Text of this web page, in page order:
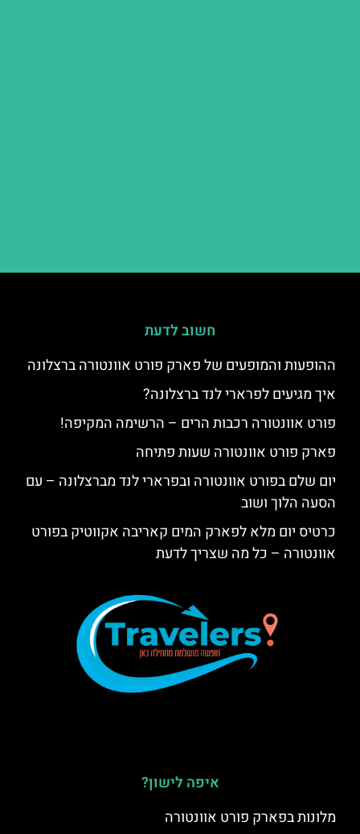
חשוב לדעת
ההופעות והמופעים של פארק פורט אוונטורה ברצלונה
איך מגיעים לפרארי לנד ברצלונה?
פורט אוונטורה רכבות הרים – הרשימה המקיפה!
פארק פורט אוונטורה שעות פתיחה
יום שלם בפורט אוונטורה ובפרארי לנד מברצלונה – עם
הסעה הלוך ושוב
כרטיס יום מלא לפארק המים קאריבה אקווטיק בפורט
אוונטורה – כל מה שצריך לדעת
איפה לישון?
מלונות בפארק פורט אוונטורה